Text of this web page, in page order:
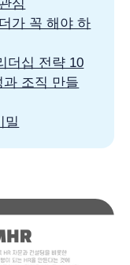
심
가 꼭 해야 하
더십 전략 10
조직 만들
밀